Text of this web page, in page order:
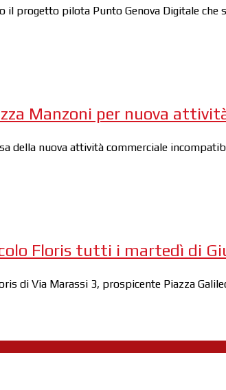
il progetto pilota Punto Genova Digitale
Manzoni per nuova
della nuova attività commerciale
Floris tutti i martedì di
di Via Marassi 3, prospicente Piazza